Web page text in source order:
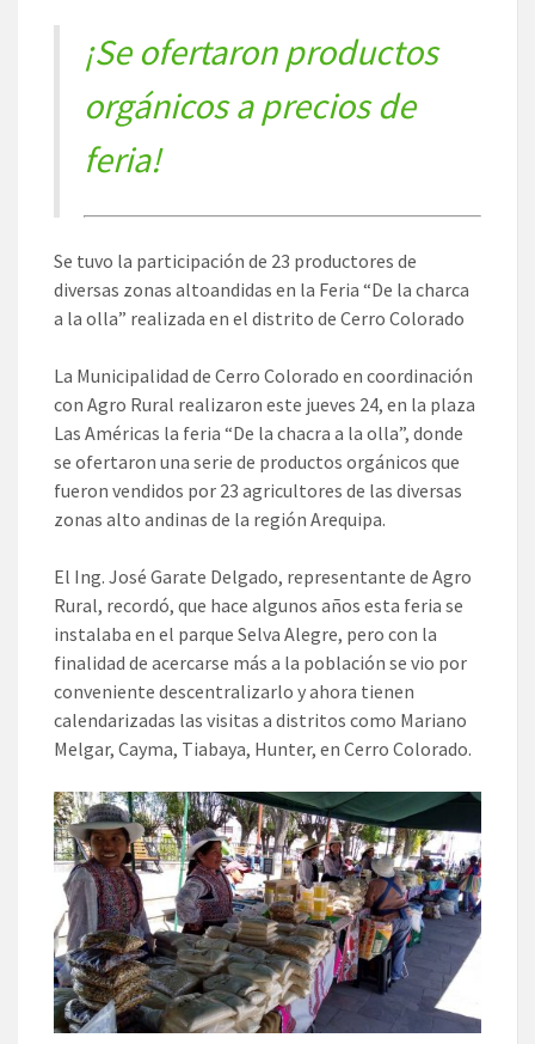
¡Se ofertaron productos
orgánicos a precios de
feria!
Se tuvo la participación de 23 productores de
diversas zonas altoandidas en la Feria “De la charca
a la olla” realizada en el distrito de Cerro Colorado
La Municipalidad de Cerro Colorado en coordinación
con Agro Rural realizaron este jueves 24, en la plaza
Las Américas la feria “De la chacra a la olla”, donde
se ofertaron una serie de productos orgánicos que
fueron vendidos por 23 agricultores de las diversas
zonas alto andinas de la región Arequipa.
El Ing. José Garate Delgado, representante de Agro
Rural, recordó, que hace algunos años esta feria se
instalaba en el parque Selva Alegre, pero con la
finalidad de acercarse más a la población se vio por
conveniente descentralizarlo y ahora tienen
calendarizadas las visitas a distritos como Mariano
Melgar, Cayma, Tiabaya, Hunter, en Cerro Colorado.